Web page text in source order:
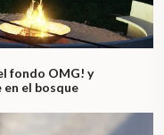
fondo OMG! y
el bosque